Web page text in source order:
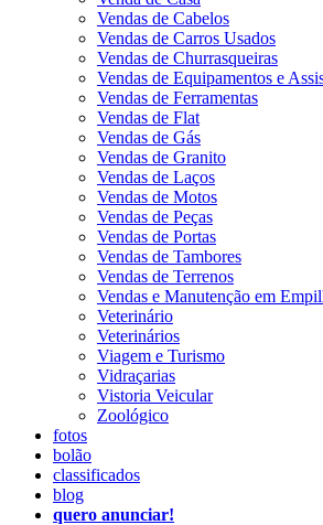
Vendas de Cabelos
Vendas de Carros Usados
Vendas de Churrasqueiras
Vendas de Equipamentos e
Vendas de Ferramentas
Vendas de Flat
Vendas de Gás
Vendas de Granito
Vendas de Laços
Vendas de Motos
Vendas de Peças
Vendas de Portas
Vendas de Tambores
Vendas de Terrenos
Vendas e Manutenção em
Veterinário
Veterinários
Viagem e Turismo
Vidraçarias
Vistoria Veicular
Zoológico
fotos
bolão
classificados
blog
quero anunciar!